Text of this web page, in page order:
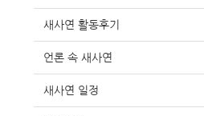
새사연 활동후기
언론 속 새사연
새사연 일정